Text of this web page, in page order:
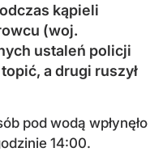
kąpieli
(woj.
ustaleń policji
a drugi ruszył
pod wodą wpłynęło
14:00.